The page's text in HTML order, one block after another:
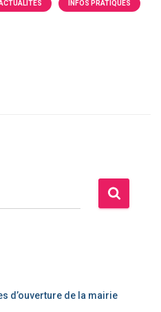
INFOS PRATIQUES
d’ouverture de la mairie